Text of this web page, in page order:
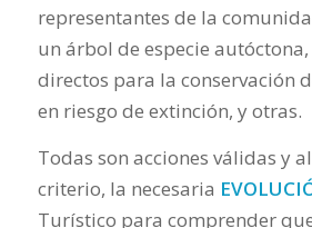
representantes de la
un árbol de especie
directos para la conservación
en riesgo de extinción, y otras.
Todas son acciones válidas y
criterio, la necesaria
Turístico para comprender